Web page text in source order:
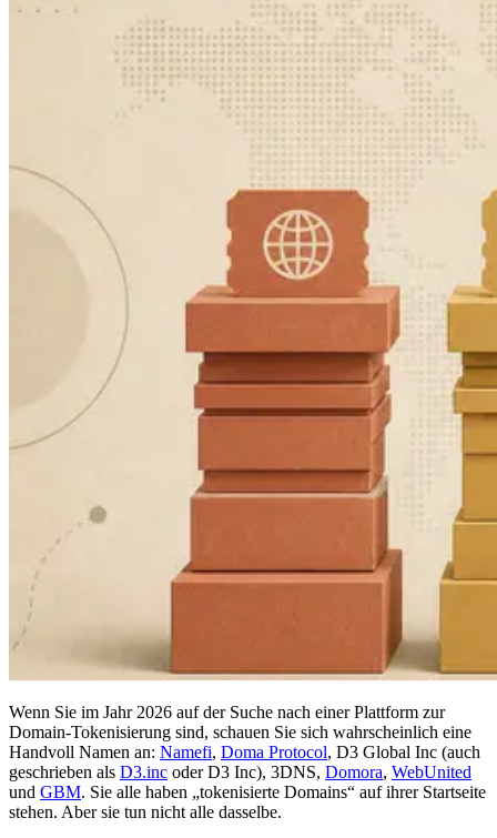
Wenn Sie im Jahr 2026 auf der Suche nach einer Plattform zur
Domain-Tokenisierung sind, schauen Sie sich wahrscheinlich eine
Handvoll Namen an: Namefi, Doma Protocol, D3 Global Inc (auch
geschrieben als D3.inc oder D3 Inc), 3DNS, Domora, WebUnited
und GBM. Sie alle haben „tokenisierte Domains“ auf ihrer Startseite
stehen. Aber sie tun nicht alle dasselbe.